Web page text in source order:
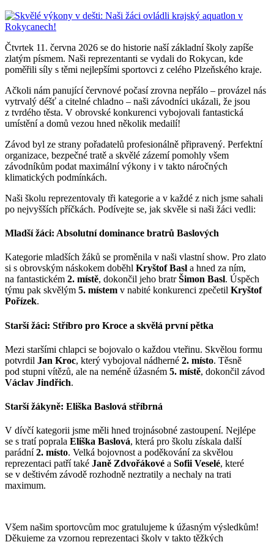
Čtvrtek 11. června 2026 se do historie naší základní školy zapíše
zlatým písmem. Naši reprezentanti se vydali do Rokycan, kde
poměřili síly s těmi nejlepšími sportovci z celého Plzeňského kraje.
Ačkoli nám panující červnové počasí zrovna nepřálo – provázel nás
vytrvalý déšť a citelné chladno – naši závodníci ukázali, že jsou
z tvrdého těsta. V obrovské konkurenci vybojovali fantastická
umístění a domů vezou hned několik medailí!
Závod byl ze strany pořadatelů profesionálně připravený. Perfektní
organizace, bezpečné tratě a skvělé zázemí pomohly všem
závodníkům podat maximální výkony i v takto náročných
klimatických podmínkách.
Naši školu reprezentovaly tři kategorie a v každé z nich jsme sahali
po nejvyšších příčkách. Podívejte se, jak skvěle si naši žáci vedli:
Mladší žáci: Absolutní dominance bratrů Baslových
Kategorie mladších žáků se proměnila v naši vlastní show. Pro zlato
si s obrovským náskokem doběhl Kryštof Basl a hned za ním,
na fantastickém 2. místě, dokončil jeho bratrŠimon Basl. Úspěch
týmu pak skvělým 5. místem v nabité konkurenci zpečetil Kryštof
Pořízek.
Starší žáci: Stříbro pro Kroce a skvělá první pětka
Mezi staršími chlapci se bojovalo o každou vteřinu. Skvělou formu
potvrdil Jan Kroc, který vybojoval nádherné 2. místo. Těsně
pod stupni vítězů, ale na neméně úžasném 5. místě, dokončil závod
Václav Jindřich.
Starší žákyně: Eliška Baslová stříbrná
V dívčí kategorii jsme měli hned trojnásobné zastoupení. Nejlépe
se s tratí poprala Eliška Baslová, která pro školu získala další
parádní 2. místo. Velká bojovnost a poděkování za skvělou
reprezentaci patří také Janě Zdvořákové a Sofii Veselé, které
se v deštivém závodě rozhodně neztratily a nechaly na trati
maximum.
Všem našim sportovcům moc gratulujeme k úžasným výsledkům!
Děkujeme za vzornou reprezentaci školy v takto těžkých